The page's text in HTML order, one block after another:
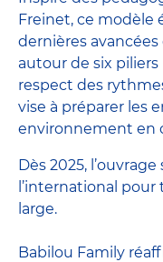
Freinet, ce modèle
dernières
autour de six
respect des
vise à préparer les
environnement en
Dès 2025,
l’international
large.
Babilou Family